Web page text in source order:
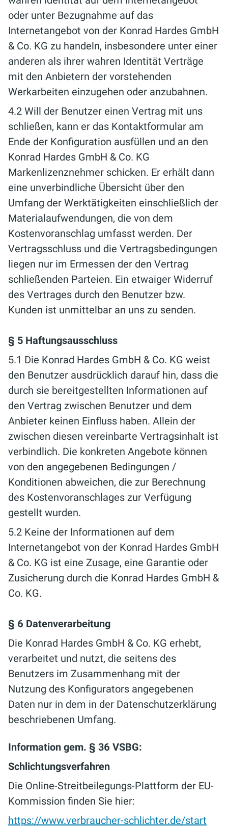
oder unter Bezugnahme auf das
Internetangebot von der Konrad Hardes GmbH
& Co. KG zu handeln, insbesondere unter einer
anderen als ihrer wahren Identität Verträge
mit den Anbietern der vorstehenden
Werkarbeiten einzugehen oder anzubahnen.
4.2 Will der Benutzer einen Vertrag mit uns
schließen, kann er das Kontaktformular am
Ende der Konfiguration ausfüllen und an den
Konrad Hardes GmbH & Co. KG
Markenlizenznehmer schicken. Er erhält dann
eine unverbindliche Übersicht über den
Umfang der Werktätigkeiten einschließlich der
Materialaufwendungen, die von dem
Kostenvoranschlag umfasst werden. Der
Vertragsschluss und die Vertragsbedingungen
liegen nur im Ermessen der den Vertrag
schließenden Parteien. Ein etwaiger Widerruf
des Vertrages durch den Benutzer bzw.
Kunden ist unmittelbar an uns zu senden.
§ 5 Haftungsausschluss
5.1 Die Konrad Hardes GmbH & Co. KG weist
den Benutzer ausdrücklich darauf hin, dass die
durch sie bereitgestellten Informationen auf
den Vertrag zwischen Benutzer und dem
Anbieter keinen Einfluss haben. Allein der
zwischen diesen vereinbarte Vertragsinhalt ist
verbindlich. Die konkreten Angebote können
von den angegebenen Bedingungen /
Konditionen abweichen, die zur Berechnung
des Kostenvoranschlages zur Verfügung
gestellt wurden.
5.2 Keine der Informationen auf dem
Internetangebot von der Konrad Hardes GmbH
& Co. KG ist eine Zusage, eine Garantie oder
Zusicherung durch die Konrad Hardes GmbH &
Co. KG.
§ 6 Datenverarbeitung
Die Konrad Hardes GmbH & Co. KG erhebt,
verarbeitet und nutzt, die seitens des
Benutzers im Zusammenhang mit der
Nutzung des Konfigurators angegebenen
Daten nur in dem in der Datenschutzerklärung
beschriebenen Umfang.
Information gem. § 36 VSBG:
Schlichtungsverfahren
Die Online-Streitbeilegungs-Plattform der EU-
Kommission finden Sie hier:
https://www.verbraucher-schlichter.de/start